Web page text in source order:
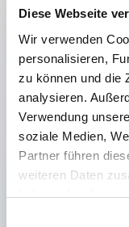
Diese Webseite
Wir verwenden
personalisieren,
zu können und die
analysieren.
Verwendung
soziale Medien,
Partner führen
weiteren Daten
haben oder die sie
Die
kompatibel,
Verkabelung
Die
Gesamtfläche
(MC2D-Typ in
Art der